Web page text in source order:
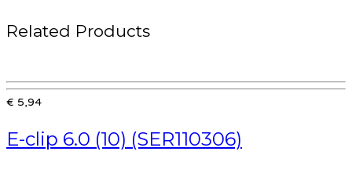
Related Products
€ 5,94
E-clip 6.0 (10) (SER110306)